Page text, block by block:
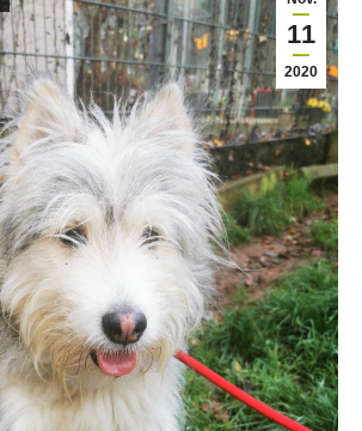
11
2020